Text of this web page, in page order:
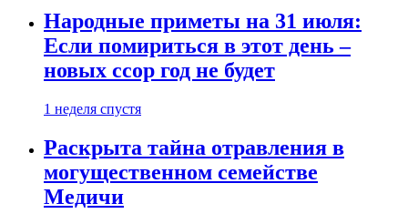
Народные приметы на 31 июля:
Если помириться в этот день –
новых ссор год не будет
1 неделя спустя
Раскрыта тайна отравления в
могущественном семействе
Медичи